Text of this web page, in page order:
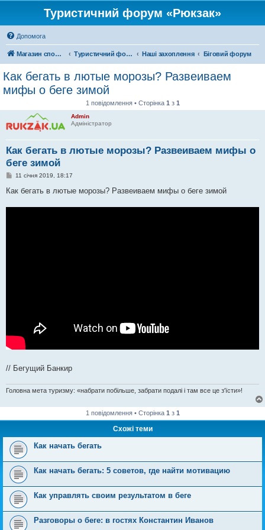
Туристичний форум «Рюкзак»
Допомога
Магазин спорядження Туристичний форум «Рюкзак» Наші захоплення Біговий форум
Как бегать в лютые морозы? Развеиваем
мифы о беге зимой
1 повідомлення • Сторінка 1 з 1
Admin
Адміністратор
Как бегать в лютые морозы? Развеиваем мифы о
беге зимой
П
в
11 січня 2019, 18:17
Как бегать в лютые морозы? Развеиваем мифы о беге зимой
// Бегущий Банкир
Головна мета туризму: «набрати побільше, забрати подалі і там все це з'їсти»!
1 повідомлення • Сторінка 1 з 1
Схожі теми
Как начать бегать
Как начать бегать: 5 советов, где найти мотивацию
Как управлять своим результатом в беге
Разговоры о беге: в гостях Константин Иванов